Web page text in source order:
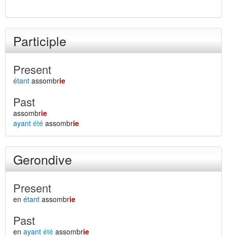
Participle
Present
étant assombrie
Past
assombrie
ayant été assombrie
Gerondive
Present
en étant assombrie
Past
en ayant été assombrie